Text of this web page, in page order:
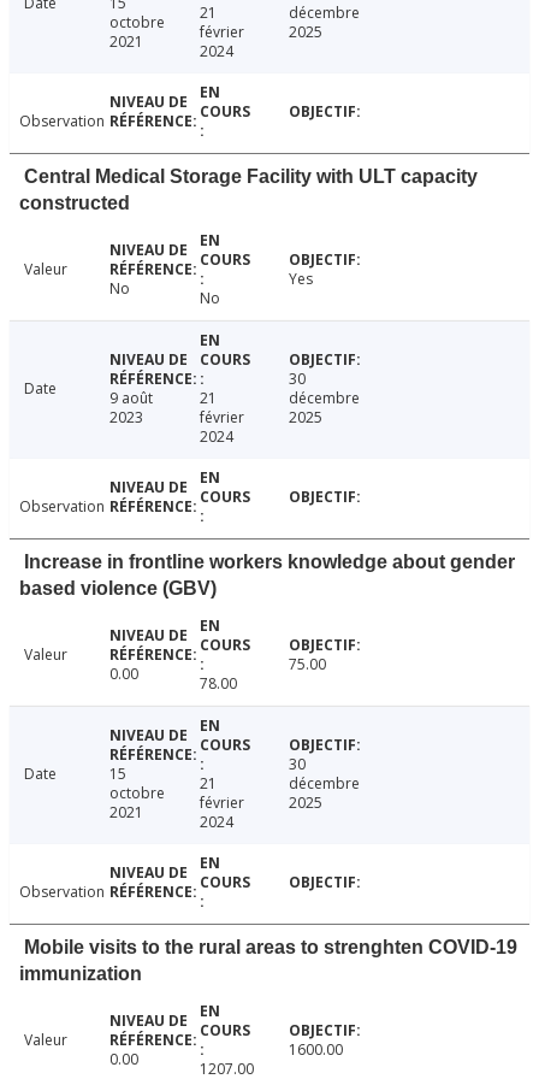
octobre
2021
21
février
2024
décembre
2025
Observation
Central Medical Storage Facility with ULT capacity
constructed
Valeur
No
No
Yes
Date
9 août
2023
21
février
2024
30
décembre
2025
Observation
Increase in frontline workers knowledge about gender
based violence (GBV)
Valeur
0.00
78.00
75.00
Date
15
octobre
2021
21
février
2024
30
décembre
2025
Observation
Mobile visits to the rural areas to strenghten COVID-19
immunization
Valeur
0.00
1207.00
1600.00